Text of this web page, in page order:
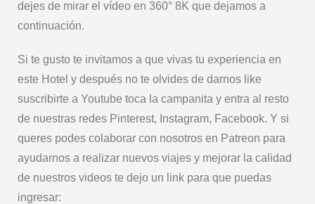
dejes de mirar el vídeo en 360° 8K que dejamos a
continuación.
Si te gusto te invitamos a que vivas tu experiencia en
este Hotel y después no te olvides de darnos like
suscribirte a Youtube toca la campanita y entra al resto
de nuestras redes Pinterest, Instagram, Facebook. Y si
queres podes colaborar con nosotros en Patreon para
ayudarnos a realizar nuevos viajes y mejorar la calidad
de nuestros videos te dejo un link para que puedas
ingresar: